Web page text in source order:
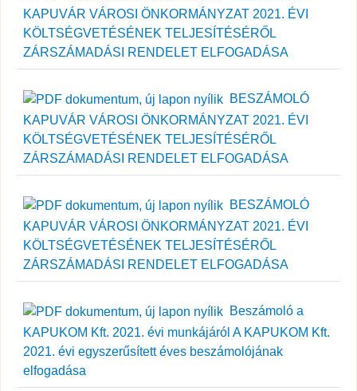
KAPUVÁR VÁROSI ÖNKORMÁNYZAT 2021. ÉVI
KÖLTSÉGVETÉSÉNEK TELJESÍTÉSÉRŐL
ZÁRSZÁMADÁSI RENDELET ELFOGADÁSA
BESZÁMOLÓ
KAPUVÁR VÁROSI ÖNKORMÁNYZAT 2021. ÉVI
KÖLTSÉGVETÉSÉNEK TELJESÍTÉSÉRŐL
ZÁRSZÁMADÁSI RENDELET ELFOGADÁSA
BESZÁMOLÓ
KAPUVÁR VÁROSI ÖNKORMÁNYZAT 2021. ÉVI
KÖLTSÉGVETÉSÉNEK TELJESÍTÉSÉRŐL
ZÁRSZÁMADÁSI RENDELET ELFOGADÁSA
Beszámoló a
KAPUKOM Kft. 2021. évi munkájáról A KAPUKOM Kft.
2021. évi egyszerűsített éves beszámolójának
elfogadása